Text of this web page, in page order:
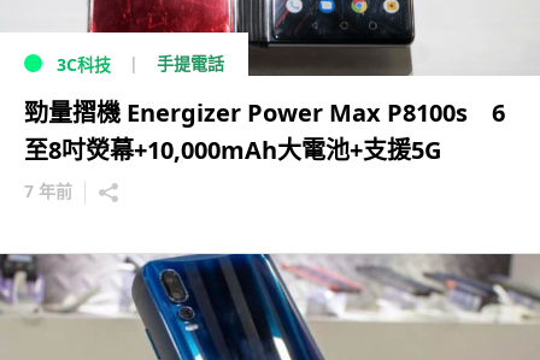
3C科技 手提電話
勁量摺機 Energizer Power Max P8100s 6
至8吋熒幕+10,000mAh大電池+支援5G
7 年前